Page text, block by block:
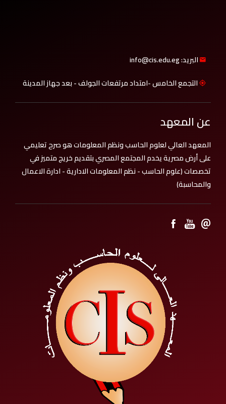
البريد: info@cis.edu.eg
التجمع الخامس -امتداد مرتفعات الجولف - بعد جهاز المدينة
عن المعهد
المعهد العالي لعلوم الحاسب ونظم المعلومات هو صرح تعليمي
على أرض مصرية يخدم المجتمع المصري بتقديم خريج متميز في
تخصصات (علوم الحاسب - نظم المعلومات الادارية - ادارة الاعمال
والمحاسبة)